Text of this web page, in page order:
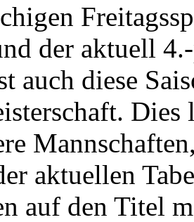
der aktuell
auch diese
Dies
aktuellen
auf den Titel